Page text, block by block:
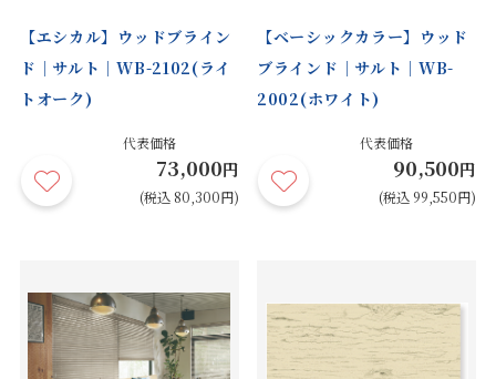
【エシカル】ウッドブライン
ド｜サルト｜WB-2102(ライ
トオーク)
代表価格
73,000円
(税込 80,300円)
【ベーシックカラー】ウッド
ブラインド｜サルト｜WB-
2002(ホワイト)
代表価格
90,500円
(税込 99,550円)